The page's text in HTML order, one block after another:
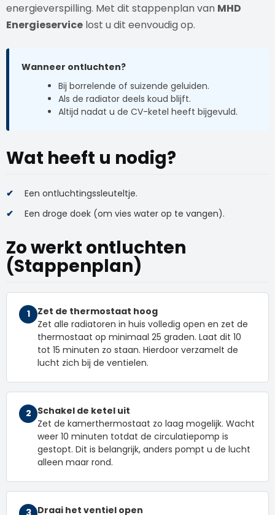
energieverspilling. Met dit stappenplan van MHD
Energieservice lost u dit eenvoudig op.
Wanneer ontluchten?
Bij borrelende of suizende geluiden.
Als de radiator deels koud blijft.
Altijd nadat u de CV-ketel heeft bijgevuld.
Wat heeft u nodig?
Een ontluchtingssleuteltje.
Een droge doek (om vies water op te vangen).
Zo werkt ontluchten
(Stappenplan)
1
Zet de thermostaat hoog
Zet alle radiatoren in huis volledig open en zet de
thermostaat op minimaal 25 graden. Laat dit 10
tot 15 minuten zo staan. Hierdoor verzamelt de
lucht zich bij de ventielen.
2 Schakel de ketel uit
Zet de kamerthermostaat zo laag mogelijk. Wacht
weer 10 minuten totdat de circulatiepomp is
gestopt. Dit is belangrijk, anders pompt u de lucht
alleen maar rond.
Draai het ventiel open